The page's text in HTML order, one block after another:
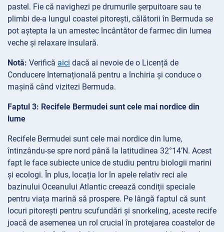
pastel. Fie că navighezi pe drumurile șerpuitoare sau te
plimbi de-a lungul coastei pitorești, călătorii în Bermuda se
pot aștepta la un amestec încântător de farmec din lumea
veche și relaxare insulară.
Notă: Verifică aici dacă ai nevoie de o Licență de
Conducere Internațională pentru a închiria și conduce o
mașină când vizitezi Bermuda.
Faptul 3: Recifele Bermudei sunt cele mai nordice din
lume
Recifele Bermudei sunt cele mai nordice din lume,
întinzându-se spre nord până la latitudinea 32°14’N. Acest
fapt le face subiecte unice de studiu pentru biologii marini
și ecologi. În plus, locația lor în apele relativ reci ale
bazinului Oceanului Atlantic creează condiții speciale
pentru viața marină să prospere. Pe lângă faptul că sunt
locuri pitorești pentru scufundări și snorkeling, aceste recife
joacă de asemenea un rol crucial în protejarea coastelor de